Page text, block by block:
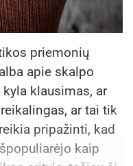
priemonių
apie skalpo
klausimas, ar
ar tai tik
pripažinti, kad
kaip